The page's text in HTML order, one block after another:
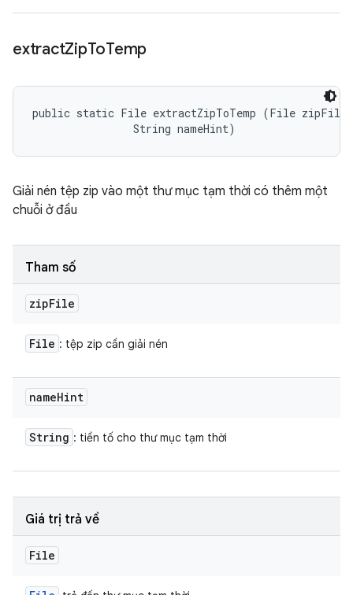
extractZipToTemp
public static File extractZipToTemp (File
                String nameHint)
Giải nén tệp zip vào một thư mục tạm thời có thêm một
chuỗi ở đầu
Tham số
zipFile
File : tệp zip cần giải nén
nameHint
String : tiền tố cho thư mục tạm thời
Giá trị trả về
File